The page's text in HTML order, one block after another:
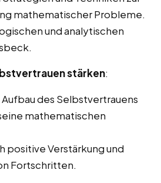
mathematischer Probleme.
und analytischen
stärken:
des Selbstvertrauens
mathematischen
positive Verstärkung und
Fortschritten.